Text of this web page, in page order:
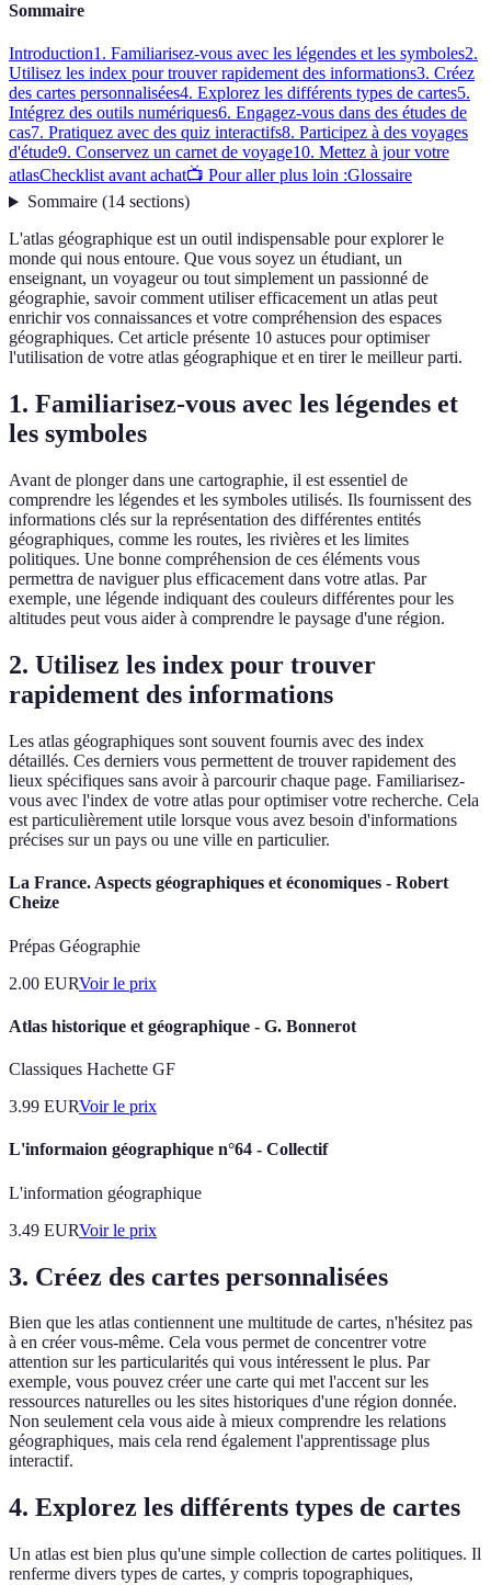
Sommaire
Introduction1. Familiarisez-vous avec les légendes et les symboles2.
Utilisez les index pour trouver rapidement des informations3. Créez
des cartes personnalisées4. Explorez les différents types de cartes5.
Intégrez des outils numériques6. Engagez-vous dans des études de
cas7. Pratiquez avec des quiz interactifs8. Participez à des voyages
d'étude9. Conservez un carnet de voyage10. Mettez à jour votre
atlasChecklist avant achat📺 Pour aller plus loin :Glossaire
Sommaire(14 sections)
L'atlas géographique est un outil indispensable pour explorer le
monde qui nous entoure. Que vous soyez un étudiant, un
enseignant, un voyageur ou tout simplement un passionné de
géographie, savoir comment utiliser efficacement un atlas peut
enrichir vos connaissances et votre compréhension des espaces
géographiques. Cet article présente 10 astuces pour optimiser
l'utilisation de votre atlas géographique et en tirer le meilleur parti.
1. Familiarisez-vous avec les légendes et
les symboles
Avant de plonger dans une cartographie, il est essentiel de
comprendre les légendes et les symboles utilisés. Ils fournissent des
informations clés sur la représentation des différentes entités
géographiques, comme les routes, les rivières et les limites
politiques. Une bonne compréhension de ces éléments vous
permettra de naviguer plus efficacement dans votre atlas. Par
exemple, une légende indiquant des couleurs différentes pour les
altitudes peut vous aider à comprendre le paysage d'une région.
2. Utilisez les index pour trouver
rapidement des informations
Les atlas géographiques sont souvent fournis avec des index
détaillés. Ces derniers vous permettent de trouver rapidement des
lieux spécifiques sans avoir à parcourir chaque page. Familiarisez-
vous avec l'index de votre atlas pour optimiser votre recherche. Cela
est particulièrement utile lorsque vous avez besoin d'informations
précises sur un pays ou une ville en particulier.
La France. Aspects géographiques et économiques - Robert
Cheize
Prépas Géographie
2.00 EURVoir le prix
Atlas historique et géographique - G. Bonnerot
Classiques Hachette GF
3.99 EURVoir le prix
L'informaion géographique n°64 - Collectif
L'information géographique
3.49 EURVoir le prix
3. Créez des cartes personnalisées
Bien que les atlas contiennent une multitude de cartes, n'hésitez pas
à en créer vous-même. Cela vous permet de concentrer votre
attention sur les particularités qui vous intéressent le plus. Par
exemple, vous pouvez créer une carte qui met l'accent sur les
ressources naturelles ou les sites historiques d'une région donnée.
Non seulement cela vous aide à mieux comprendre les relations
géographiques, mais cela rend également l'apprentissage plus
interactif.
4. Explorez les différents types de cartes
Un atlas est bien plus qu'une simple collection de cartes politiques. Il
renferme divers types de cartes, y compris topographiques,